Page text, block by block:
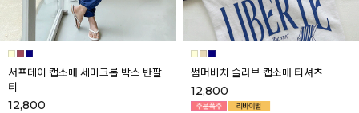
서프데이 캡소매 세미크롭 박스 반팔
티
12,800
썸머비치 슬라브 캡소매 티셔츠
12,800